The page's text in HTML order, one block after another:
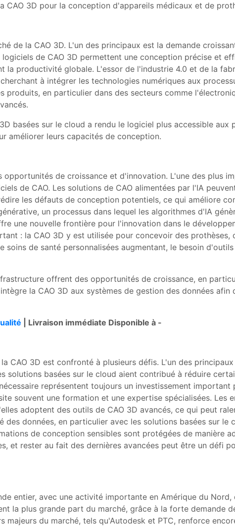
CAO 3D pour la conception d'appareils médicaux et de
de la CAO 3D. L'un des principaux est la demande
de CAO 3D permettent une conception précise et
la productivité globale. L'essor de l'industrie 4.0 et de la
à intégrer les technologies numériques aux
produits, en particulier dans des secteurs comme
basées sur le cloud a rendu le logiciel plus accessible aux
améliorer leurs capacités de conception.
opportunités de croissance et d'innovation. L'une des plus
de CAO. Les solutions de CAO alimentées par l'IA
les défauts de conception potentiels, ce qui améliore
un processus dans lequel les algorithmes d'IA
une nouvelle frontière pour l'innovation dans le
: la CAO 3D y est utilisée pour concevoir des
soins de santé personnalisées augmentant, le besoin
offrent des opportunités de croissance, en
la CAO 3D aux systèmes de gestion des données
| Livraison immédiate Disponible à -
CAO 3D est confronté à plusieurs défis. L'un des
solutions basées sur le cloud aient contribué à réduire
représentent toujours un investissement important
souvent une formation et une expertise spécialisées. Les
adoptent des outils de CAO 3D avancés, ce qui peut
des données, en particulier avec les solutions basées sur le
de conception sensibles sont protégées de manière
et rester au fait des dernières avancées peut être un défi
entier, avec une activité importante en Amérique du
la plus grande part du marché, grâce à la forte demande
majeurs du marché, tels qu'Autodesk et PTC, renforce